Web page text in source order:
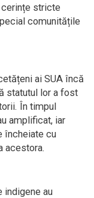
cerințe stricte
comunitățile
ai SUA încă
statutul lor a fost
În timpul
amplificat, iar
încheiate cu
acestora.
indigene au